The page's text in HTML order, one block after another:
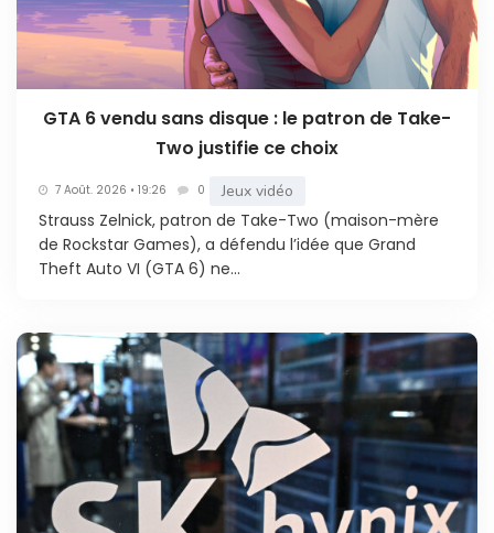
GTA 6 vendu sans disque : le patron de Take-
Two justifie ce choix
7 Août. 2026 • 19:26 0 Jeux vidéo
Strauss Zelnick, patron de Take-Two (maison-mère
de Rockstar Games), a défendu l’idée que Grand
Theft Auto VI (GTA 6) ne...